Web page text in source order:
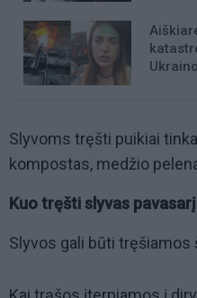
Slyvoms tręšti puikiai
kompostas, medžio
Kuo tręšti slyvas pavasarį
Slyvos gali būti tręšiamos